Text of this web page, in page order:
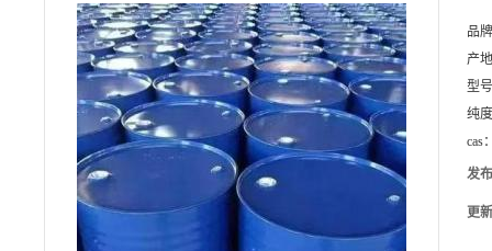
品
产
型
纯
cas
发
更